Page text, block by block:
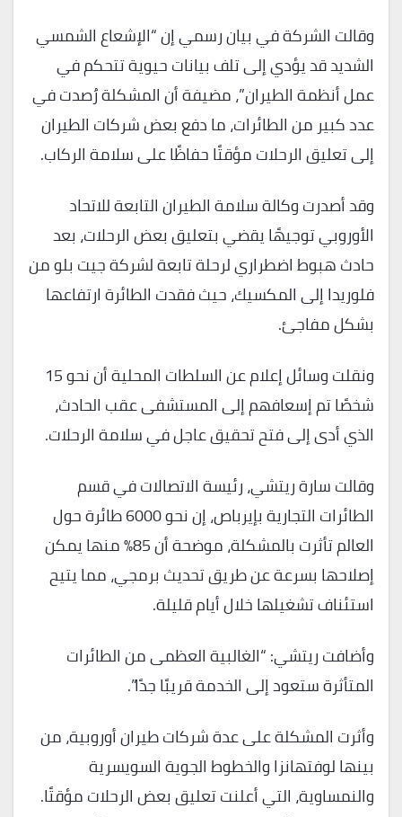
وقالت الشركة في بيان رسمي إن “الإشعاع الشمسي
الشديد قد يؤدي إلى تلف بيانات حيوية تتحكم في
عمل أنظمة الطيران”، مضيفة أن المشكلة رُصدت في
عدد كبير من الطائرات، ما دفع بعض شركات الطيران
إلى تعليق الرحلات مؤقتًا حفاظًا على سلامة الركاب.
وقد أصدرت وكالة سلامة الطيران التابعة للاتحاد
الأوروبي توجيهًا يقضي بتعليق بعض الرحلات، بعد
حادث هبوط اضطراري لرحلة تابعة لشركة جيت بلو من
فلوريدا إلى المكسيك، حيث فقدت الطائرة ارتفاعها
بشكل مفاجئ.
ونقلت وسائل إعلام عن السلطات المحلية أن نحو 15
شخصًا تم إسعافهم إلى المستشفى عقب الحادث،
الذي أدى إلى فتح تحقيق عاجل في سلامة الرحلات.
وقالت سارة ريتشي، رئيسة الاتصالات في قسم
الطائرات التجارية بإيرباص، إن نحو 6000 طائرة حول
العالم تأثرت بالمشكلة، موضحة أن 85% منها يمكن
إصلاحها بسرعة عن طريق تحديث برمجي، مما يتيح
استئناف تشغيلها خلال أيام قليلة.
وأضافت ريتشي: “الغالبية العظمى من الطائرات
المتأثرة ستعود إلى الخدمة قريبًا جدًا”.
وأثرت المشكلة على عدة شركات طيران أوروبية، من
بينها لوفتهانزا والخطوط الجوية السويسرية
والنمساوية، التي أعلنت تعليق بعض الرحلات مؤقتًا.